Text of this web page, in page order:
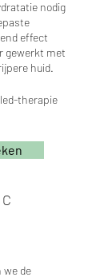
nodig
effect
gewerkt met
huid.
led-therapie
we de